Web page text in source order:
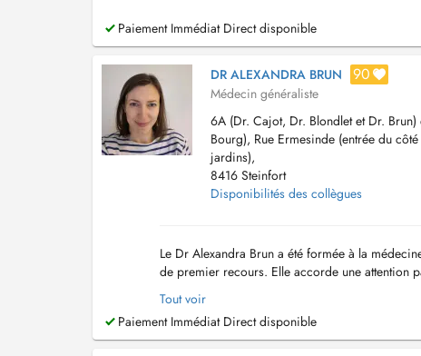
Paiement Immédiat Direct disponible
DR ALEXANDRA BRUN 90
Médecin généraliste
6A (Dr. Cajot, Dr. Blondlet et Dr. Brun)
Bourg), Rue Ermesinde (entrée du
jardins),
8416 Steinfort
Disponibilités des collègues
Le Dr Alexandra Brun a été formée à la
de premier recours. Elle accorde une attention
Ses domaines dintérêt incluent notamment la pé...
Tout voir
Paiement Immédiat Direct disponible